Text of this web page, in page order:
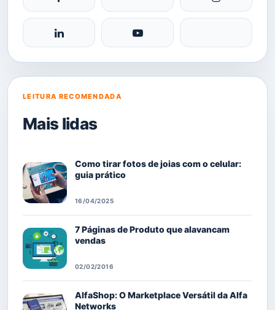
LEITURA RECOMENDADA
Mais lidas
Como tirar fotos de joias com o celular:
guia prático
16/04/2025
7 Páginas de Produto que alavancam
vendas
02/02/2016
AlfaShop: O Marketplace Versátil da Alfa
Networks